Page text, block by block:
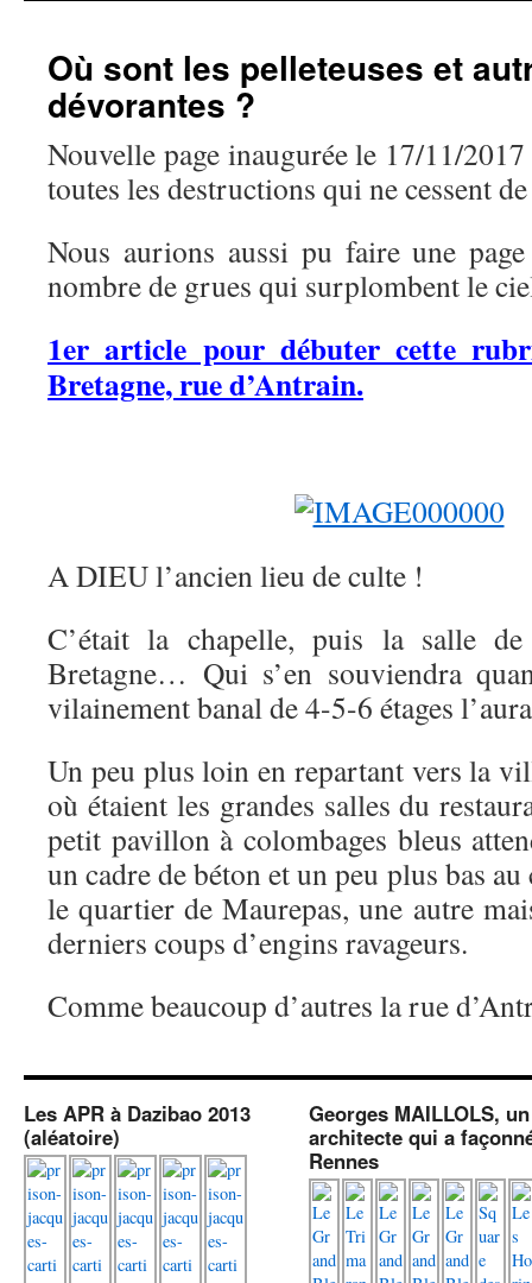
Où sont les pelleteuses et
dévorantes ?
Nouvelle page inaugurée le 17/11/
toutes les destructions qui ne cessent de
Nous aurions aussi pu faire une
nombre de grues qui surplombent le
1er article pour débuter cette
Bretagne, rue d’Antrain.
A DIEU l’ancien lieu de culte !
C’était la chapelle, puis la salle
Bretagne… Qui s’en souviendra
vilainement banal de 4-5-6 étages
Un peu plus loin en repartant vers la
où étaient les grandes salles du
petit pavillon à colombages bleus
un cadre de béton et un peu plus bas
le quartier de Maurepas, une autre
derniers coups d’engins ravageurs.
Comme beaucoup d’autres la rue
Les APR à Dazibao 2013
(aléatoire)
Georges MAILLOLS, un
architecte qui a
Rennes